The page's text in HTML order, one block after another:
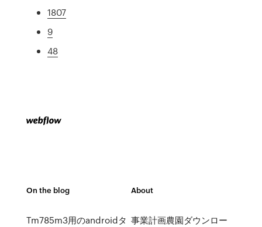
1807
9
48
On the blog
Tm785m3用のandroidタ
About
事業計画農園ダウンロー